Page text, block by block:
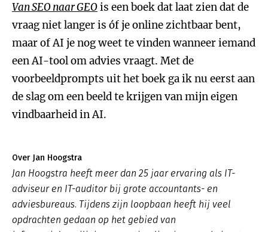
Van SEO naar GEOis een boek dat laat zien dat de
vraag niet langer is óf je online zichtbaar bent,
maar of AI je nog weet te vinden wanneer iemand
een AI-tool om advies vraagt. Met de
voorbeeldprompts uit het boek ga ik nu eerst aan
de slag om een beeld te krijgen van mijn eigen
vindbaarheid in AI.
Over Jan Hoogstra
Jan Hoogstra heeft meer dan 25 jaar ervaring als IT-
adviseur en IT-auditor bij grote accountants- en
adviesbureaus. Tijdens zijn loopbaan heeft hij veel
opdrachten gedaan op het gebied van